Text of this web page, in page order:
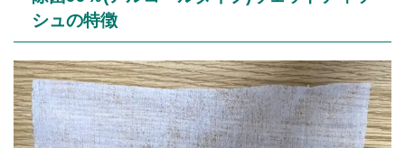
シュの特徴